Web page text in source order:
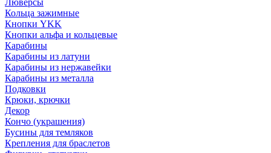
Люверсы
Кольца зажимные
Кнопки YKK
Кнопки альфа и кольцевые
Карабины
Карабины из латуни
Карабины из нержавейки
Карабины из металла
Подковки
Крюки, крючки
Декор
Кончо (украшения)
Бусины для темляков
Крепления для браслетов